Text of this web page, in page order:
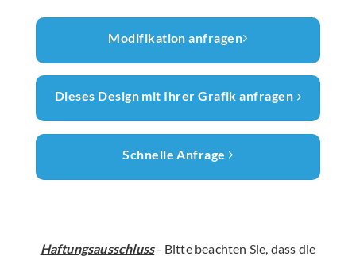
Modifikation anfragen
Dieses Design mit Ihrer Grafik anfragen
Schnelle Anfrage
Haftungsausschluss- Bitte beachten Sie, dass die